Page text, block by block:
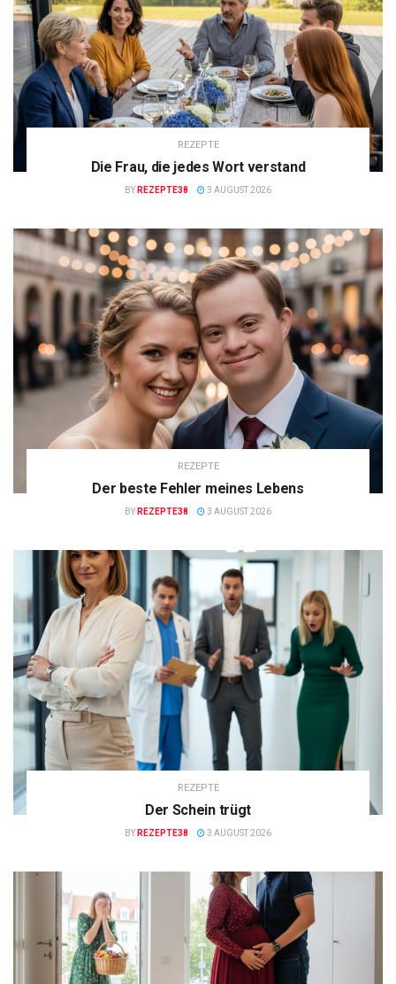
REZEPTE
Die Frau, die jedes Wort verstand
BY REZEPTE38 3 AUGUST 2026
REZEPTE
Der beste Fehler meines Lebens
BY REZEPTE38 3 AUGUST 2026
REZEPTE
Der Schein trügt
BY REZEPTE38 3 AUGUST 2026